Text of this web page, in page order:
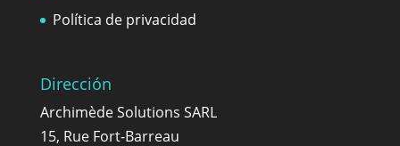
Política de privacidad
Dirección
Archimède Solutions SARL
15, Rue Fort-Barreau